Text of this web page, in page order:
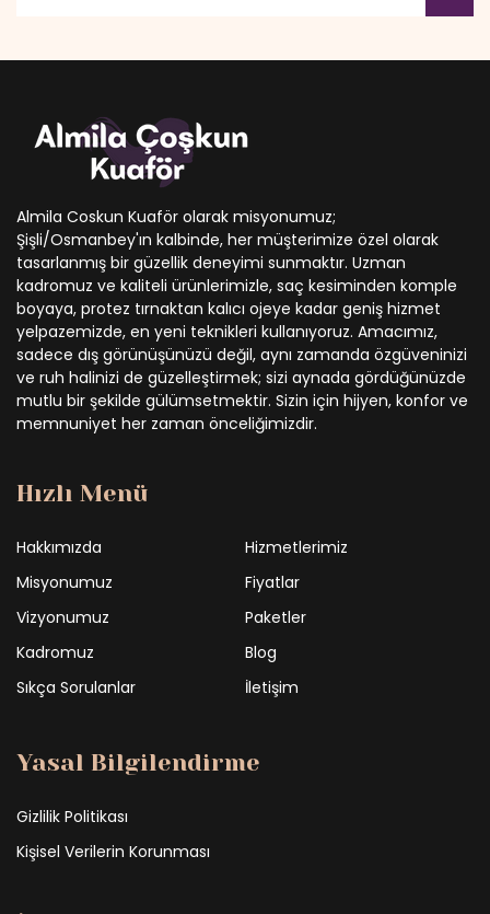
Almila Coskun Kuaför olarak misyonumuz;
Şişli/Osmanbey'ın kalbinde, her müşterimize özel olarak
tasarlanmış bir güzellik deneyimi sunmaktır. Uzman
kadromuz ve kaliteli ürünlerimizle, saç kesiminden komple
boyaya, protez tırnaktan kalıcı ojeye kadar geniş hizmet
yelpazemizde, en yeni teknikleri kullanıyoruz. Amacımız,
sadece dış görünüşünüzü değil, aynı zamanda özgüveninizi
ve ruh halinizi de güzelleştirmek; sizi aynada gördüğünüzde
mutlu bir şekilde gülümsetmektir. Sizin için hijyen, konfor ve
memnuniyet her zaman önceliğimizdir.
Hızlı Menü
Hakkımızda
Hizmetlerimiz
Misyonumuz
Fiyatlar
Vizyonumuz
Paketler
Kadromuz
Blog
Sıkça Sorulanlar
İletişim
Yasal Bilgilendirme
Gizlilik Politikası
Kişisel Verilerin Korunması